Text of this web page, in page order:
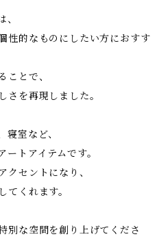
性的なものにしたい方におすす
ことで、
さを再現しました。
寝室など、
トアイテムです。
クセントになり、
てくれます。
別な空間を創り上げてくださ